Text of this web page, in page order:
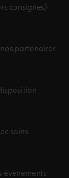
consignes)
partenaires
soins
événements